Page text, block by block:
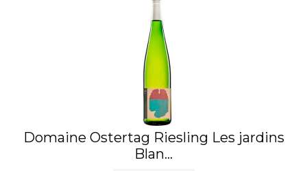
Domaine Ostertag Riesling Les jardins
Blan...